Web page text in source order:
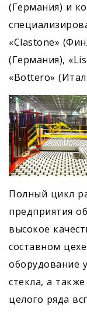
(Германия) и
«Clastone»
(Германия),
«Bottero»
Полный цикл
предприятия
высокое
составном
оборудование
стекла, а
целого ряда